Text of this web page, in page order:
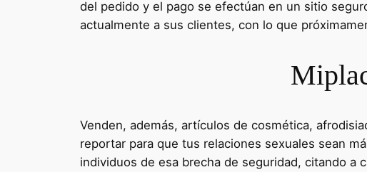
del pedido y el pago se efectúan en un sitio
actualmente a sus clientes, con lo que
Venden, además, artículos de cosmética,
reportar para que tus relaciones sexuales sean
individuos de esa brecha de seguridad, citando a